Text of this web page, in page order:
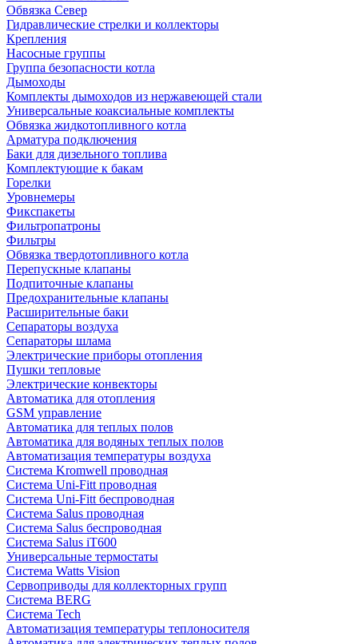
Обвязка Север
Гидравлические стрелки и коллекторы
Крепления
Насосные группы
Группа безопасности котла
Дымоходы
Комплекты дымоходов из нержавеющей стали
Универсальные коаксиальные комплекты
Обвязка жидкотопливного котла
Арматура подключения
Баки для дизельного топлива
Комплектующие к бакам
Горелки
Уровнемеры
Фикспакеты
Фильтропатроны
Фильтры
Обвязка твердотопливного котла
Перепускные клапаны
Подпиточные клапаны
Предохранительные клапаны
Расширительные баки
Сепараторы воздуха
Сепараторы шлама
Электрические приборы отопления
Пушки тепловые
Электрические конвекторы
Автоматика для отопления
GSM управление
Автоматика для теплых полов
Автоматика для водяных теплых полов
Автоматизация температуры воздуха
Система Kromwell проводная
Система Uni-Fitt проводная
Система Uni-Fitt беспроводная
Система Salus проводная
Система Salus беспроводная
Система Salus iT600
Универсальные термостаты
Система Watts Vision
Сервоприводы для коллекторных групп
Система BERG
Система Tech
Автоматизация температуры теплоносителя